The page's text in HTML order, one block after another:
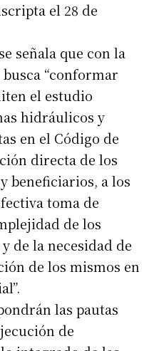
el 28 de
señala que con la
“conformar
el estudio
hidráulicos y
en el Código de
directa de los
beneficiarios, a los
toma de
de los
de la necesidad de
de los mismos en
las pautas
de